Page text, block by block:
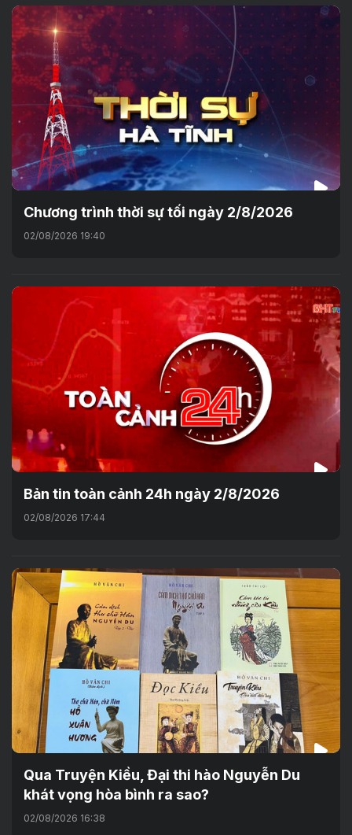
Chương trình thời sự tối ngày 2/8/2026
02/08/2026 19:40
Bản tin toàn cảnh 24h ngày 2/8/2026
02/08/2026 17:44
Qua Truyện Kiều, Đại thi hào Nguyễn Du
khát vọng hòa bình ra sao?
02/08/2026 16:38